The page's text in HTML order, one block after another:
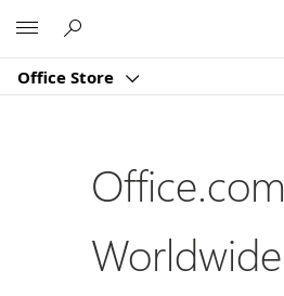
Office Store
Office.com
Worldwide